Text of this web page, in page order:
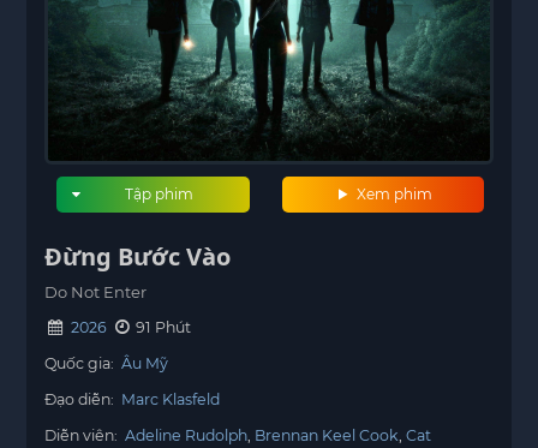
Xem phim
Tập phim
Đừng Bước Vào
Do Not Enter
2026
91 Phút
Quốc gia: Âu Mỹ
Đạo diễn: Marc Klasfeld
Diễn viên: Adeline Rudolph Brennan Keel Cook Cat